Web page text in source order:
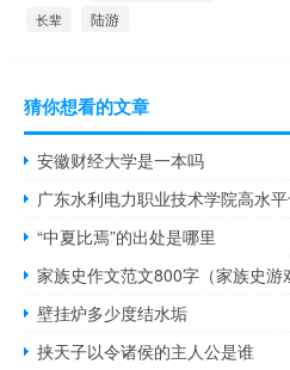
长辈 陆游
猜你想看的文章
安徽财经大学是一本吗
广东水利电力职业技术学院高水
“中夏比焉”的出处是哪里
家族史作文范文800字（家族史游
壁挂炉多少度结水垢
挟天子以令诸侯的主人公是谁